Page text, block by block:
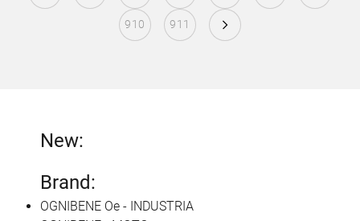
910 911
New:
Brand:
OGNIBENE Oe - INDUSTRIA